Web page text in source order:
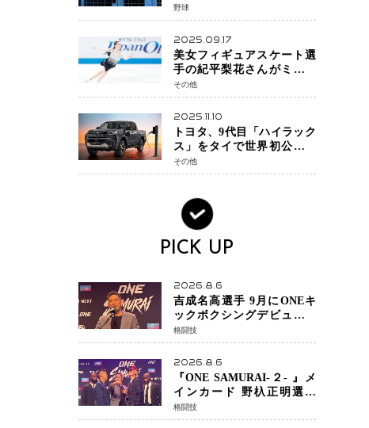
イズ登場で神宮が歓喜
野球
2025.09.17
美女フィギュアスケート選
手の紀平梨花さんがミラノ
五輪出場断念 中部選手権欠
場を発表「安全最優先の判
断」
その他
2025.11.10
トヨタ、9代目「ハイラック
ス」をタイで世界初公開
電動化戦略の象徴となる
BEVモデルを初設定
その他
PICK UP
2026.8.6
吉成名高選手 9月にONEキ
ックボクシングデビュー決
定 チャトリCEOがサプライ
ズ発表 2カ月連続参戦へ
格闘技
2026.8.6
『ONE SAMURAI-２- 』メ
インカード 野杁正明選手
「彼を倒して勝つ」 リウ・
メンヤンとの因縁に決着へ
格闘技